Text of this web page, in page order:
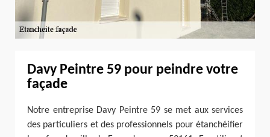
Davy Peintre 59 pour peindre votre
façade
Notre entreprise Davy Peintre 59 se met aux services
des particuliers et des professionnels pour étanchéifier